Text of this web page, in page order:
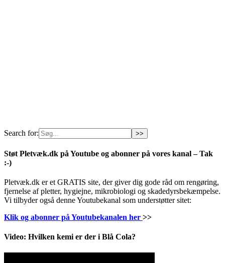
Search for:
Støt Pletvæk.dk på Youtube og abonner på vores kanal – Tak
:-)
Pletvæk.dk er et GRATIS site, der giver dig gode råd om rengøring,
fjernelse af pletter, hygiejne, mikrobiologi og skadedyrsbekæmpelse.
Vi tilbyder også denne Youtubekanal som understøtter sitet:
Klik og abonner på Youtubekanalen her >>
Video: Hvilken kemi er der i Blå Cola?